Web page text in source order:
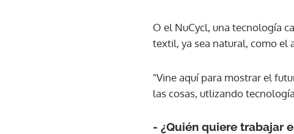
O el NuCycl, una tecnología
textil, ya sea natural, como el
"Vine aquí para mostrar el
las cosas, utlizando
- ¿Quién quiere trabajar